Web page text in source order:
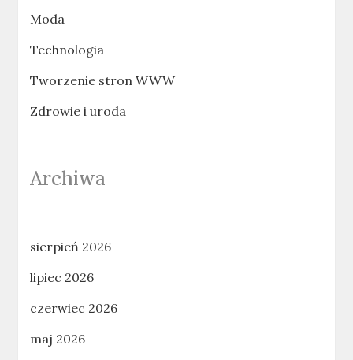
Moda
Technologia
Tworzenie stron WWW
Zdrowie i uroda
Archiwa
sierpień 2026
lipiec 2026
czerwiec 2026
maj 2026